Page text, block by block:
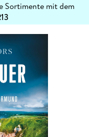
Sortimente mit dem